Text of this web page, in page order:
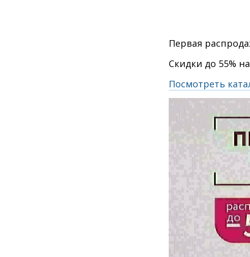
Первая
Скидки до 55%
Посмотреть